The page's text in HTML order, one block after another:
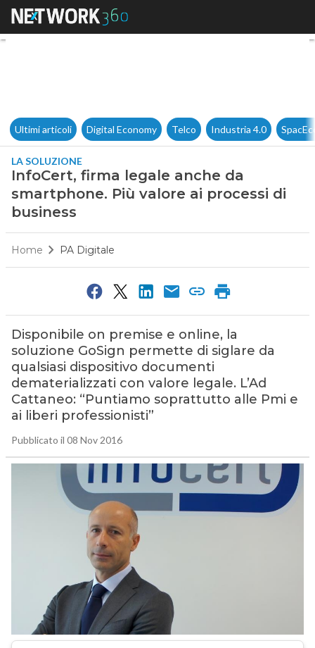
InfoCert, firma legale anche
Ultimi articoli Digital Economy Telco Industria 4.0
LA SOLUZIONE
InfoCert, firma legale anche da
smartphone. Più valore ai processi di
business
Home PA Digitale
Disponibile on premise e online, la
soluzione GoSign permette di siglare da
qualsiasi dispositivo documenti
dematerializzati con valore legale. L’Ad
Cattaneo: “Puntiamo soprattutto alle Pmi e
ai liberi professionisti”
Pubblicato il 08 Nov 2016